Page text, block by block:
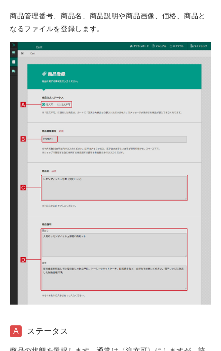
商品管理番号、商品名、商品説明や商品画像、価格、商品と
なるファイルを登録します。
A ステータス